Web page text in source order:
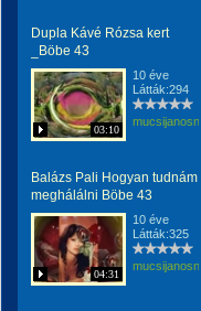
Dupla Kávé Rózsa kert
_Böbe 43
03:10
10 éve
Látták:294
mucsijanosne
Balázs Pali Hogyan tudnám
meghálálni Böbe 43
04:31
10 éve
Látták:325
mucsijanosne